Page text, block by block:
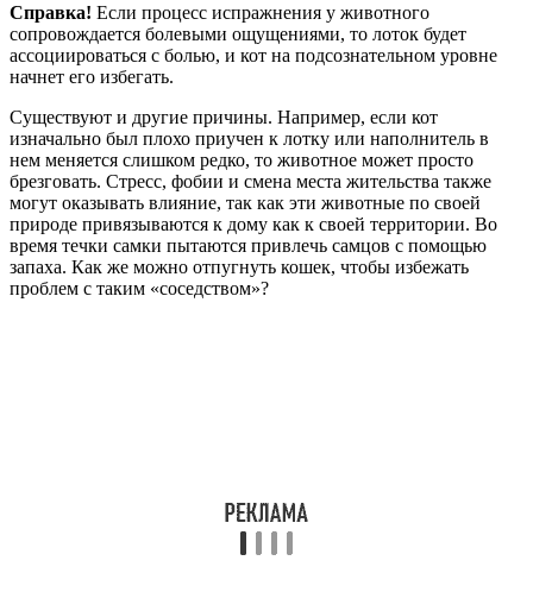
Справка! Если процесс испражнения у животного
сопровождается болевыми ощущениями, то лоток будет
ассоциироваться с болью, и кот на подсознательном уровне
начнет его избегать.
Существуют и другие причины. Например, если кот
изначально был плохо приучен к лотку или наполнитель в
нем меняется слишком редко, то животное может просто
брезговать. Стресс, фобии и смена места жительства также
могут оказывать влияние, так как эти животные по своей
природе привязываются к дому как к своей территории. Во
время течки самки пытаются привлечь самцов с помощью
запаха. Как же можно отпугнуть кошек, чтобы избежать
проблем с таким «соседством»?